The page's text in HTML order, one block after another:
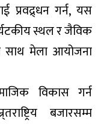
प्रवद्र्धन गर्न, यस
स्थल र जैविक
साथ मेला आयोजना
विकास गर्न
बजारसम्म